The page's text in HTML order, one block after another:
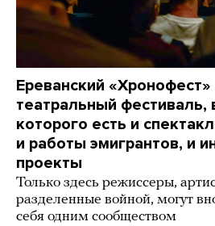
Ереванский
театральный фестиваль,
которого есть и
и работы эмигрантов, и
проекты
Только здесь режиссеры,
разделенные войной, могут
себя одним сообществом